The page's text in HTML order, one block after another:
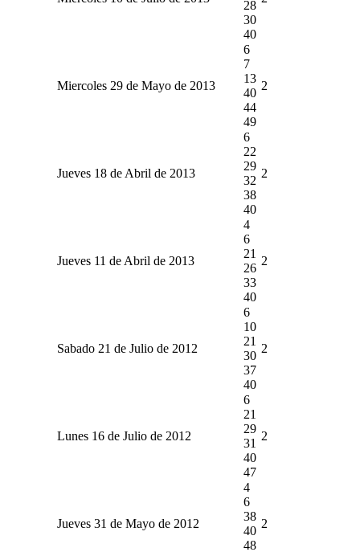
28
30
40
Miercoles 29 de Mayo de 2013
6
7
13
40
44
49
2
Jueves 18 de Abril de 2013
6
22
29
32
38
40
2
Jueves 11 de Abril de 2013
4
6
21
26
33
40
2
Sabado 21 de Julio de 2012
6
10
21
30
37
40
2
Lunes 16 de Julio de 2012
6
21
29
31
40
47
2
Jueves 31 de Mayo de 2012
4
6
38
40
48
2